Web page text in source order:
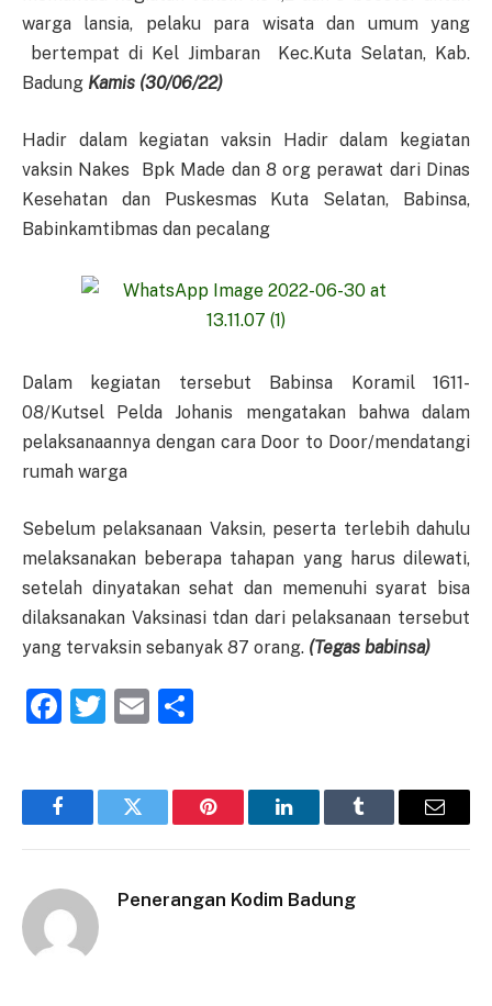
warga lansia, pelaku para wisata dan umum yang
bertempat di Kel Jimbaran Kec.Kuta Selatan, Kab.
Badung Kamis (30/06/22)
Hadir dalam kegiatan vaksin Hadir dalam kegiatan
vaksin Nakes Bpk Made dan 8 org perawat dari Dinas
Kesehatan dan Puskesmas Kuta Selatan, Babinsa,
Babinkamtibmas dan pecalang
Dalam kegiatan tersebut Babinsa Koramil 1611-
08/Kutsel Pelda Johanis mengatakan bahwa dalam
pelaksanaannya dengan cara Door to Door/mendatangi
rumah warga
Sebelum pelaksanaan Vaksin, peserta terlebih dahulu
melaksanakan beberapa tahapan yang harus dilewati,
setelah dinyatakan sehat dan memenuhi syarat bisa
dilaksanakan Vaksinasi tdan dari pelaksanaan tersebut
yang tervaksin sebanyak 87 orang. (Tegas babinsa)
Facebook
Twitter
Email
FacebookTwitter Pinterest LinkedInTumblr Email
Penerangan Kodim Badung